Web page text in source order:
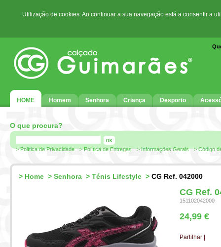
Utilização de cookies: Ao continuar a sua navegação está a consentir a
HOME Homem Senhora Criança Desporto
O que procura?
> Política de Privacidade > Política de Entregas > Informações Gerais > Código
> Home > Senhora > Ténis Lifestyle > CG Ref. 042000
CG Ref.
151102042000
24,99 €
Partilhar